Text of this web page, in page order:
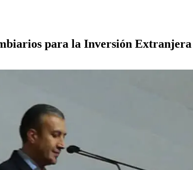
para la Inversión